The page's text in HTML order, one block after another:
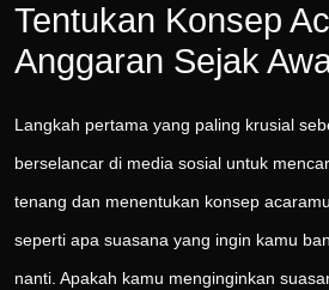
Tentukan Konsep
Anggaran Sejak
Langkah pertama yang paling krusial
berselancar di media sosial untuk
tenang dan menentukan konsep
seperti apa suasana yang ingin kamu
nanti. Apakah kamu menginginkan